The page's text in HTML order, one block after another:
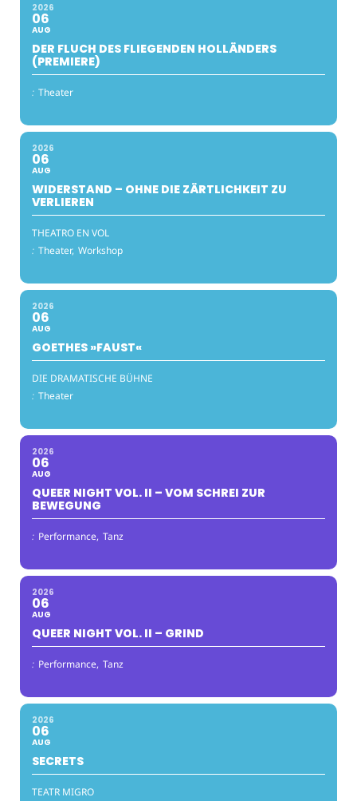
2026
06
AUG
DER FLUCH DES FLIEGENDEN HOLLÄNDERS
(PREMIERE)
: Theater
2026
06
AUG
WIDERSTAND – OHNE DIE ZÄRTLICHKEIT ZU
VERLIEREN
THEATRO EN VOL
: Theater, Workshop
2026
06
AUG
GOETHES »FAUST«
DIE DRAMATISCHE BÜHNE
: Theater
2026
06
AUG
QUEER NIGHT VOL. II – VOM SCHREI ZUR
BEWEGUNG
: Performance, Tanz
2026
06
AUG
QUEER NIGHT VOL. II – GRIND
: Performance, Tanz
2026
06
AUG
SECRETS
TEATR MIGRO